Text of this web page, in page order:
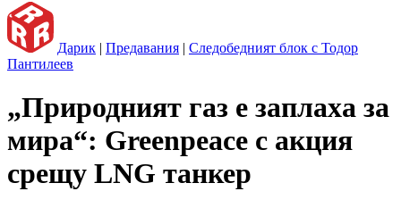
Дарик | Предавания | Следобедният блок с Тодор
Пантилеев
„Природният газ е заплаха за
мира“: Greenpeace с акция
срещу LNG танкер